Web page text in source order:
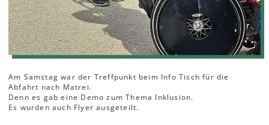
Am Samstag war der Treffpunkt beim Info Tisch für die
Abfahrt nach Matrei.
Denn es gab eine Demo zum Thema Inklusion.
Es wurden auch Flyer ausgeteilt.